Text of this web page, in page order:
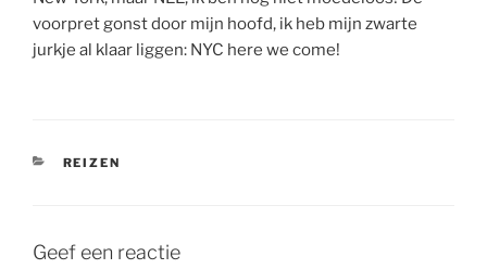
voorpret gonst door mijn hoofd, ik heb mijn zwarte
jurkje al klaar liggen: NYC here we come!
CATEGORIEËN
REIZEN
Geef een reactie